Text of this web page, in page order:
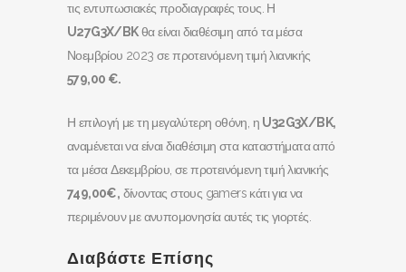
τις εντυπωσιακές προδιαγραφές τους. Η
U27G3X/ BKθα είναι διαθέσιμη από τα μέσα
Νοεμβρίου 2023 σε προτεινόμενη τιμή λιανικής
579,00 €.
Η επιλογή με τη μεγαλύτερη οθόνη, η U32G3X/BK,
αναμένεται να είναι διαθέσιμη στα καταστήματα από
τα μέσα Δεκεμβρίου, σε προτεινόμενη τιμή λιανικής
749,00€, δίνοντας στους gamers κάτι για να
περιμένουν με ανυπομονησία αυτές τις γιορτές.
Διαβάστε Επίσης